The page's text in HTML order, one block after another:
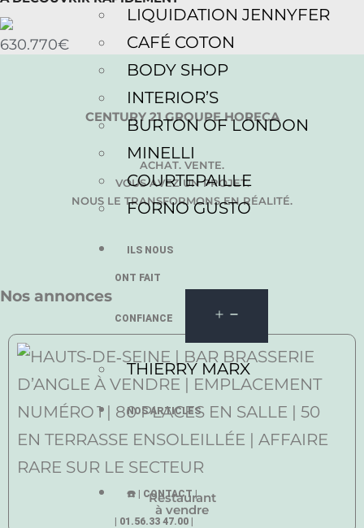
LIQUIDATION JENNYFER
CAFÉ COTON
BODY SHOP
INTERIOR’S
BURTON OF LONDON
MINELLI
COURTEPAILLE
FORNO GUSTO
ILS NOUS
ONT FAIT
CONFIANCE
THIERRY MARX
NOS ARTICLES
☎️ | CONTACT |
| 01.56.33 47.00 |
630.770€
CENTURY 21 GROUPE HORECA
ACHAT. VENTE.
VOUS AVEZ UN PROJET.
NOUS LE TRANSFORMONS EN RÉALITÉ.
Nos annonces
Restaurant
à vendre